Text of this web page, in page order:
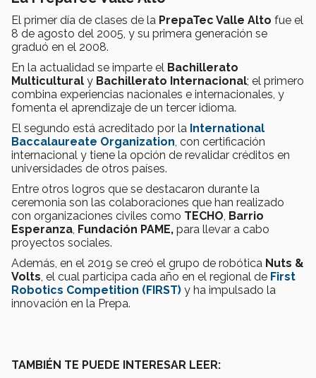
El primer día de clases de la PrepaTec Valle Alto fue el
8 de agosto del 2005, y su primera generación se
graduó en el 2008.
En la actualidad se imparte el Bachillerato
Multicultural y Bachillerato Internacional; el primero
combina experiencias nacionales e internacionales, y
fomenta el aprendizaje de un tercer idioma.
El segundo está acreditado por la International
Baccalaureate Organization , con certificación
internacional y tiene la opción de revalidar créditos en
universidades de otros países.
Entre otros logros que se destacaron durante la
ceremonia son las colaboraciones que han realizado
con organizaciones civiles como TECHO Barrio
Esperanza Fundación PAME, para llevar a cabo
proyectos sociales.
Además, en el 2019 se creó el grupo de robótica Nuts &
Volts , el cual participa cada año en el regional de First
Robotics Competition (FIRST) y ha impulsado la
innovación en la Prepa.
TAMBIÉN TE PUEDE INTERESAR LEER: